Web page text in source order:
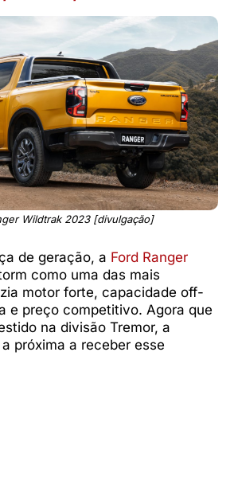
Wildtrak 2023 [divulgação]
de geração, a Ford Ranger
como uma das mais
motor forte, capacidade off-
e preço competitivo. Agora que
na divisão Tremor, a
próxima a receber esse